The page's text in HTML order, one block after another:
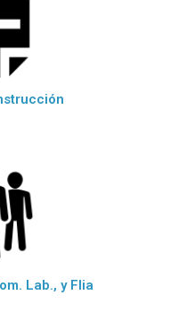
Lab., y Flia